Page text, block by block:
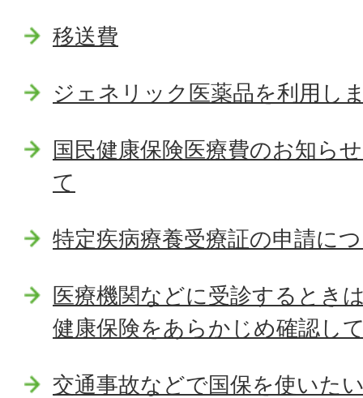
移送費
ジェネリック医薬品を利用し
国民健康保険医療費のお知ら
て
特定疾病療養受療証の申請に
医療機関などに受診するとき
健康保険をあらかじめ確認し
交通事故などで国保を使いた